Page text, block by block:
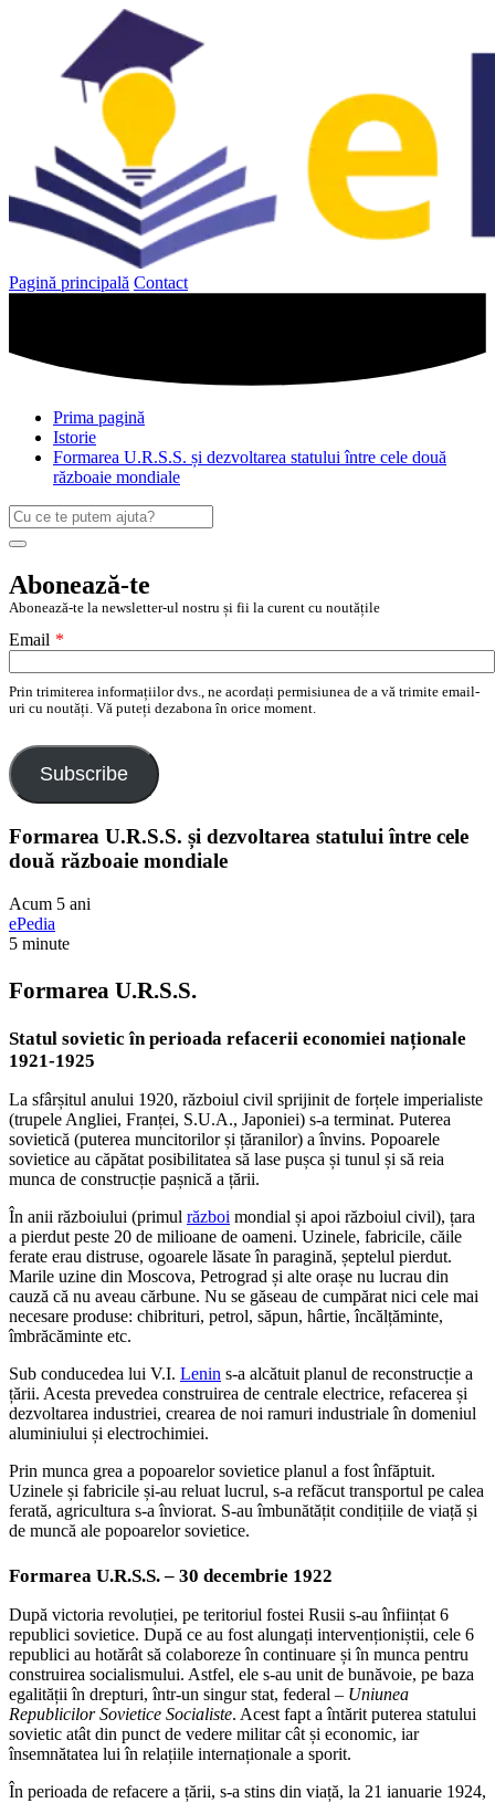
Pagină principală Contact
Prima pagină
Istorie
Formarea U.R.S.S. și dezvoltarea statului între cele două
războaie mondiale
Caută
după:
Search
Abonează-te
Abonează-te la newsletter-ul nostru și fii la curent cu noutățile
Email *
Prin trimiterea informațiilor dvs., ne acordați permisiunea de a vă trimite email-
uri cu noutăți. Vă puteți dezabona în orice moment.
Subscribe
Formarea U.R.S.S. și dezvoltarea statului între cele
două războaie mondiale
Acum 5 ani
ePedia
5 minute
Formarea U.R.S.S.
Statul sovietic în perioada refacerii economiei naționale
1921-1925
La sfârșitul anului 1920, războiul civil sprijinit de forțele imperialiste
(trupele Angliei, Franței, S.U.A., Japoniei) s-a terminat. Puterea
sovietică (puterea muncitorilor și țăranilor) a învins. Popoarele
sovietice au căpătat posibilitatea să lase pușca și tunul și să reia
munca de construcție pașnică a țării.
În anii războiului (primul război mondial și apoi războiul civil), țara
a pierdut peste 20 de milioane de oameni. Uzinele, fabricile, căile
ferate erau distruse, ogoarele lăsate în paragină, șeptelul pierdut.
Marile uzine din Moscova, Petrograd și alte orașe nu lucrau din
cauză că nu aveau cărbune. Nu se găseau de cumpărat nici cele mai
necesare produse: chibrituri, petrol, săpun, hârtie, încălțăminte,
îmbrăcăminte etc.
Sub conducedea lui V.I. Lenin s-a alcătuit planul de reconstrucție a
țării. Acesta prevedea construirea de centrale electrice, refacerea și
dezvoltarea industriei, crearea de noi ramuri industriale în domeniul
aluminiului și electrochimiei.
Prin munca grea a popoarelor sovietice planul a fost înfăptuit.
Uzinele și fabricile și-au reluat lucrul, s-a refăcut transportul pe calea
ferată, agricultura s-a înviorat. S-au îmbunătățit condițiile de viață și
de muncă ale popoarelor sovietice.
Formarea U.R.S.S. – 30 decembrie 1922
După victoria revoluției, pe teritoriul fostei Rusii s-au înființat 6
republici sovietice. După ce au fost alungați intervenționiștii, cele 6
republici au hotărât să colaboreze în continuare și în munca pentru
construirea socialismului. Astfel, ele s-au unit de bunăvoie, pe baza
egalității în drepturi, într-un singur stat, federal – Uniunea
Republicilor Sovietice Socialiste. Acest fapt a întărit puterea statului
sovietic atât din punct de vedere militar cât și economic, iar
însemnătatea lui în relațiile internaționale a sporit.
În perioada de refacere a țării, s-a stins din viață, la 21 ianuarie 1924,